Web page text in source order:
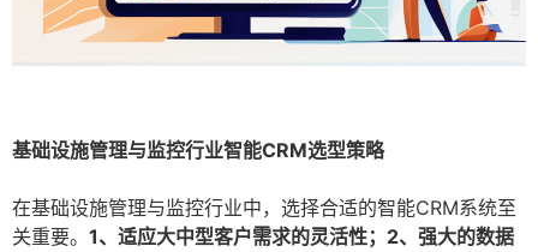
基础设施管理与监控行业智能CRM选型策略
在基础设施管理与监控行业中，选择合适的智能CRM系统至
关重要。 1、适应大中型客户需求的灵活性；2、强大的数据